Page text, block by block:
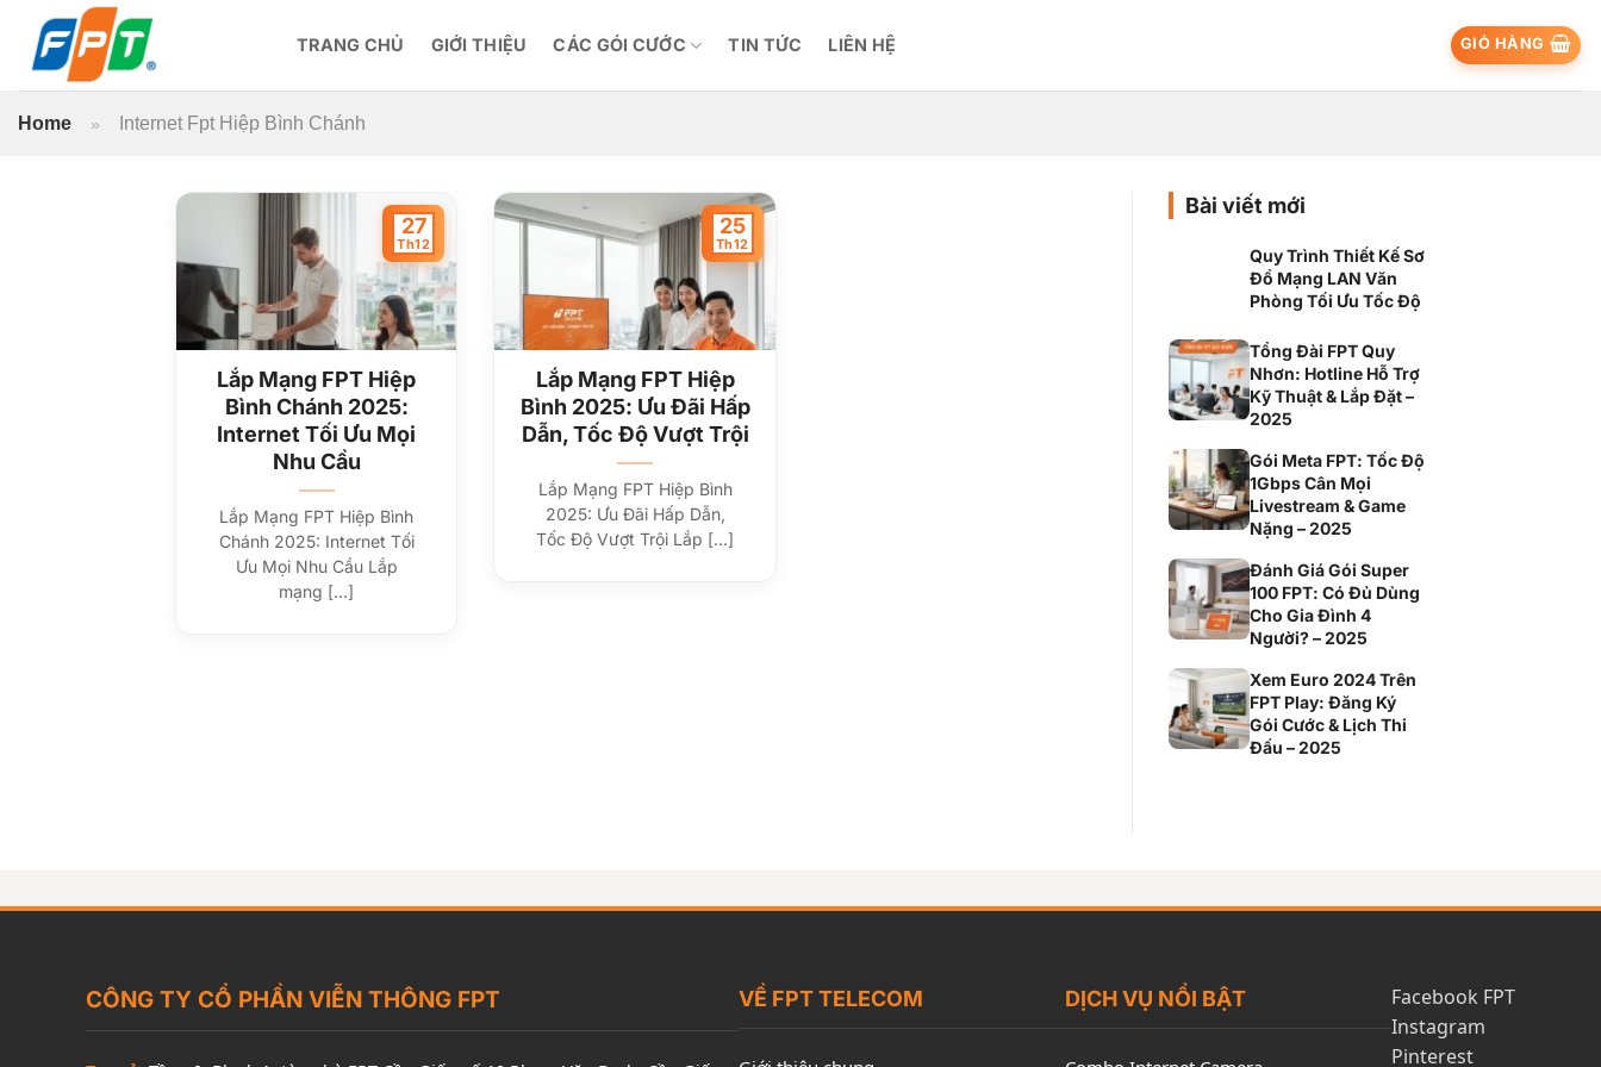
TRANG CHỦ GIỚI THIỆU CÁC GÓI CƯỚC TIN TỨC LIÊN HỆ GIỎ HÀNG
Home » Internet Fpt Hiệp Bình Chánh
Lắp Mạng FPT Hiệp
Bình Chánh 2025:
Internet Tối Ưu Mọi
Nhu Cầu
Lắp Mạng FPT Hiệp Bình
Chánh 2025: Internet Tối
Ưu Mọi Nhu Cầu Lắp
mạng [...]
27
Th12
Lắp Mạng FPT Hiệp
Bình 2025: Ưu Đãi Hấp
Dẫn, Tốc Độ Vượt Trội
Lắp Mạng FPT Hiệp Bình
2025: Ưu Đãi Hấp Dẫn,
Tốc Độ Vượt Trội Lắp [...]
25
Th12
Bài viết mới
Quy Trình Thiết Kế Sơ
Đồ Mạng LAN Văn
Phòng Tối Ưu Tốc Độ
Tổng Đài FPT Quy
Nhơn: Hotline Hỗ Trợ
Kỹ Thuật & Lắp Đặt –
2025
Gói Meta FPT: Tốc Độ
1Gbps Cân Mọi
Livestream & Game
Nặng – 2025
Đánh Giá Gói Super
100 FPT: Có Đủ Dùng
Cho Gia Đình 4
Người? – 2025
Xem Euro 2024 Trên
FPT Play: Đăng Ký
Gói Cước & Lịch Thi
Đấu – 2025
CÔNG TY CỔ PHẦN VIỄN THÔNG FPT VỀ FPT TELECOM DỊCH VỤ NỔI BẬT
Facebook FPT
Instagram
Pinterest